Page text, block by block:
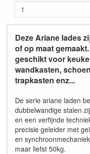
Deze Ariane lades
of op maat
geschikt voor
wandkasten,
trapkasten enz...
De serie ariane laden
dubbelwandige stalen
en een verfijnde
precisie geleider met
en
maar liefst 50kg.